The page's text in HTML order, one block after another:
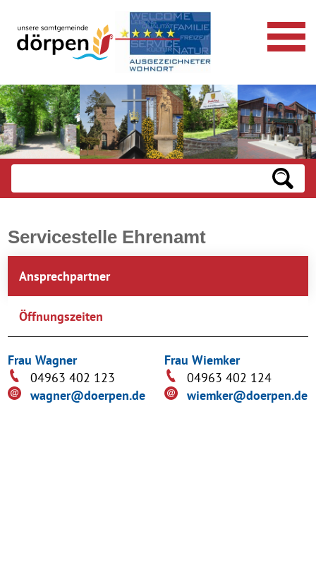
Servicestelle Ehrenamt
Ansprechpartner
Öffnungszeiten
Frau Wagner
04963 402 123
wagner@doerpen.de
Frau Wiemker
04963 402 124
wiemker@doerpen.de